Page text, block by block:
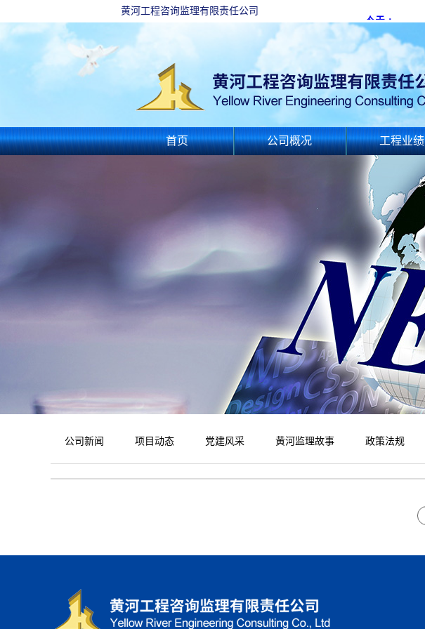
黄河工程咨询监理有限责任公司
首页 公司概况 工程业绩
公司新闻 项目动态 党建风采 黄河监理故事 政策法规